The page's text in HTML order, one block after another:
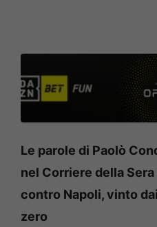
Le parole di Paolò
nel Corriere della
contro Napoli, vinto
zero